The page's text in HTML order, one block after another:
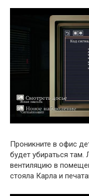
Проникните в офис
будет убираться там.
вентиляцию в
стояла Карла и